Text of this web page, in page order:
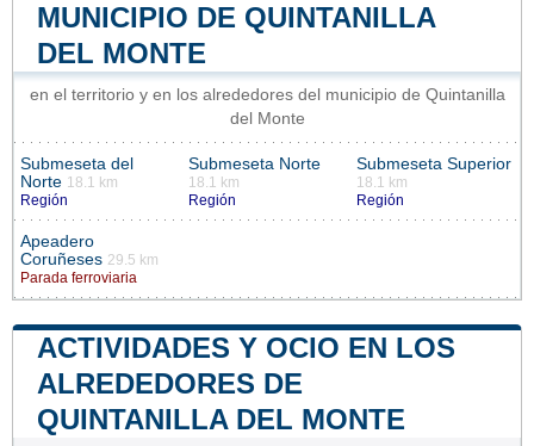
MUNICIPIO DE QUINTANILLA
DEL MONTE
en el territorio y en los alrededores del municipio de Quintanilla
del Monte
Submeseta del
Norte 18.1 km
Región
Submeseta Norte
18.1 km
Región
Submeseta Superior
18.1 km
Región
Apeadero
Coruñeses 29.5 km
Parada ferroviaria
ACTIVIDADES Y OCIO EN LOS
ALREDEDORES DE
QUINTANILLA DEL MONTE